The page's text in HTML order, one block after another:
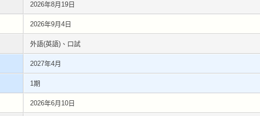
2026年8月19日
2026年9月4日
外語(英語)、口試
2027年4月
1期
2026年6月10日